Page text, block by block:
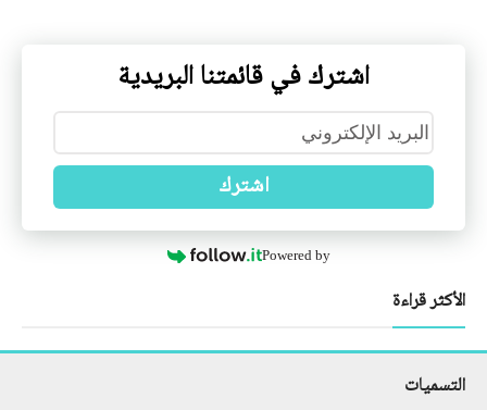
اشترك في قائمتنا البريدية
اشترك
Powered by
الأكثر قراءة
التسميات